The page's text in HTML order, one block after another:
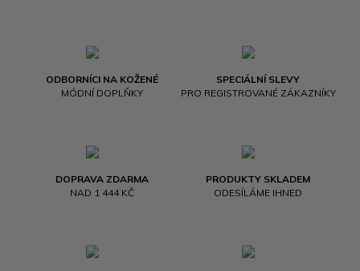
ODBORNÍCI NA KOŽENÉ
MÓDNÍ DOPLŇKY
SPECIÁLNÍ SLEVY
PRO REGISTROVANÉ ZÁKAZNÍKY
DOPRAVA ZDARMA
NAD 1 444 KČ
PRODUKTY SKLADEM
ODESÍLÁME IHNED